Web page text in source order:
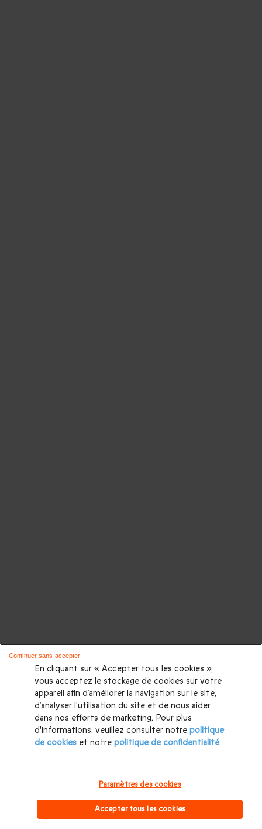
En cliquant sur « Accepter tous les cookies »,
vous acceptez le stockage de cookies sur votre
appareil afin d’améliorer la navigation sur le site,
d’analyser l'utilisation du site et de nous aider
dans nos efforts de marketing. Pour plus
d'informations, veuillez consulter notre politique
de cookieset notre politique de confidentialité.
Paramètres des cookies
Accepter tous les cookies
Continuer sans accepter